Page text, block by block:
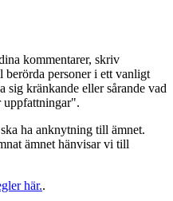
kommentarer, skriv
berörda personer i ett vanligt
sig kränkande eller sårande vad
uppfattningar".
ha anknytning till ämnet.
ämnet hänvisar vi till
här..